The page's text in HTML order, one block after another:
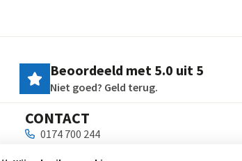
Beoordeeld met 5.0 uit 5
Niet goed? Geld terug.
CONTACT
0174 700 244
info@hijsfijn.nl